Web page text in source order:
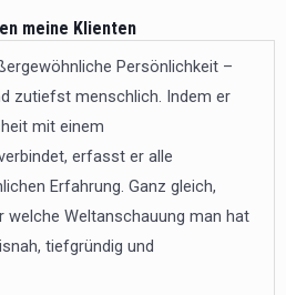
meine Klienten
Persönlichkeit –
zutiefst menschlich. Indem er
mit einem
erfasst er alle
Erfahrung. Ganz gleich,
welche Weltanschauung man hat
tiefgründig und